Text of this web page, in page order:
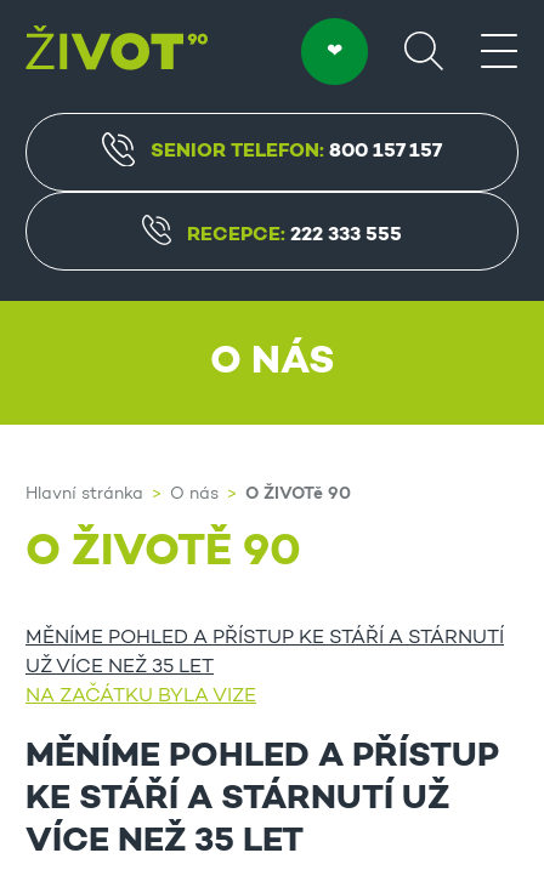
SENIOR TELEFON:800 157 157
RECEPCE:222 333 555
O NÁS
Hlavní stránka O nás O ŽIVOTě 90
O ŽIVOTĚ 90
MĚNÍME POHLED A PŘÍSTUP KE STÁŘÍ A STÁRNUTÍ
UŽ VÍCE NEŽ 35 LET
NA ZAČÁTKU BYLA VIZE
MĚNÍME POHLED A PŘÍSTUP
KE STÁŘÍ A STÁRNUTÍ UŽ
VÍCE NEŽ 35 LET